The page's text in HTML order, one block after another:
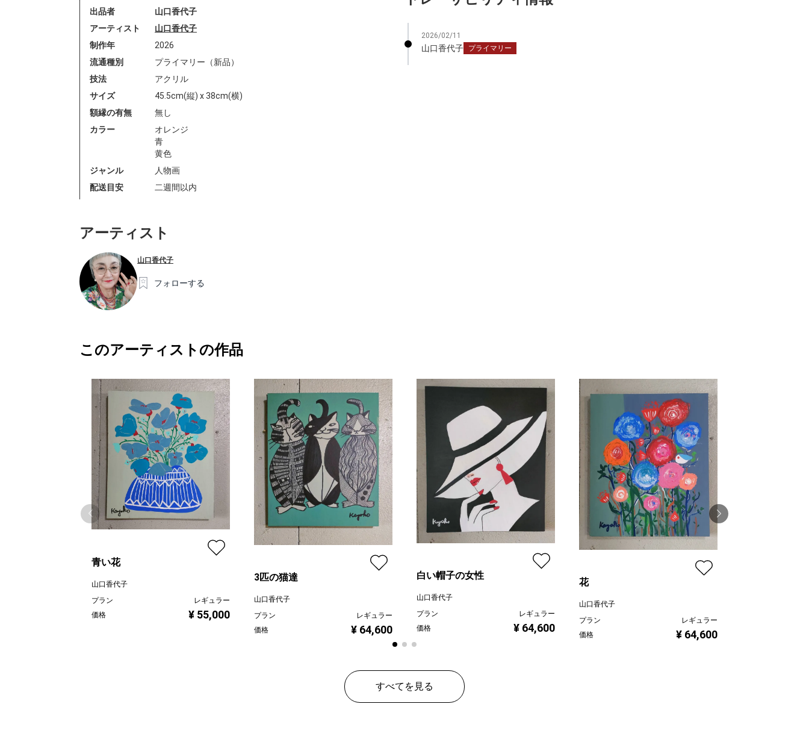
出品者
山口香代子
アーティスト
山口香代子
制作年
2026
流通種別
プライマリー（新品）
技法
アクリル
サイズ
45.5cm(縦) x 38cm(横)
額縁の有無
無し
カラー
オレンジ
青
黄色
ジャンル
人物画
配送目安
二週間以内
アーティスト
山口香代子
フォローする
2026/02/11
山口香代子 プライマリー
このアーティストの作品
青い花
山口香代子
プラン
レギュラー
価格
¥ 55,000
3匹の猫達
山口香代子
プラン
レギュラー
価格
¥ 64,600
白い帽子の女性
山口香代子
プラン
レギュラー
価格
¥ 64,600
花
山口香代子
プラン
レギュラー
価格
¥ 64,600
すべてを見る